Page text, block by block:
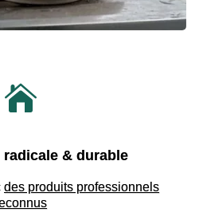

& durable
des produits professionnels